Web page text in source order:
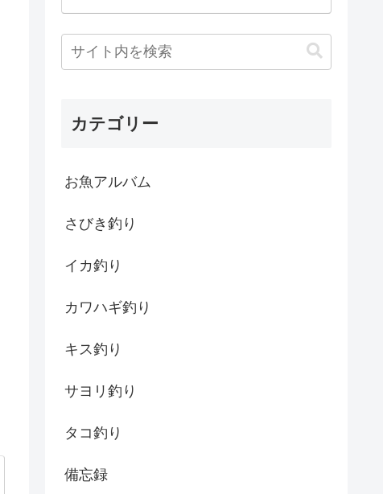
カテゴリー
お魚アルバム
さびき釣り
イカ釣り
カワハギ釣り
キス釣り
サヨリ釣り
タコ釣り
備忘録